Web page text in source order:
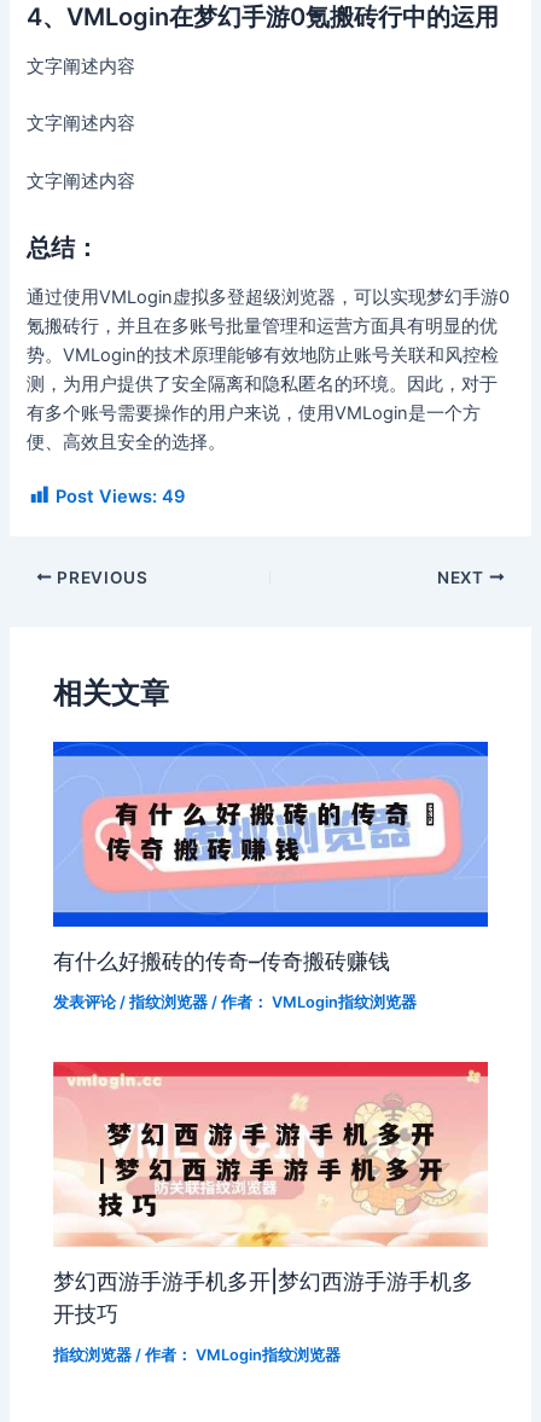
4、VMLogin在梦幻手游0氪搬砖行中的运用
文字阐述内容
文字阐述内容
文字阐述内容
总结：
通过使用VMLogin虚拟多登超级浏览器，可以实现梦幻手游0
氪搬砖行，并且在多账号批量管理和运营方面具有明显的优
势。VMLogin的技术原理能够有效地防止账号关联和风控检
测，为用户提供了安全隔离和隐私匿名的环境。因此，对于
有多个账号需要操作的用户来说，使用VMLogin是一个方
便、高效且安全的选择。
Post Views: 49
PREVIOUS NEXT
相关文章
有什么好搬砖的传奇–传奇搬砖赚钱
发表评论 /指纹浏览器 / 作者： VMLogin指纹浏览器
梦幻西游手游手机多开|梦幻西游手游手机多
开技巧
指纹浏览器 / 作者： VMLogin指纹浏览器